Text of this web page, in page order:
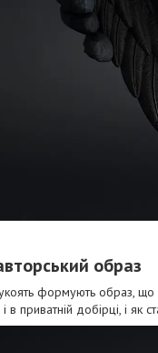
образ
формують образ, що
приватній добірці, і як